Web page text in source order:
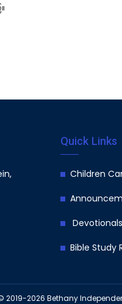
Quick Links
Children
Devotionals
Bible Study
2019-2026 Bethany